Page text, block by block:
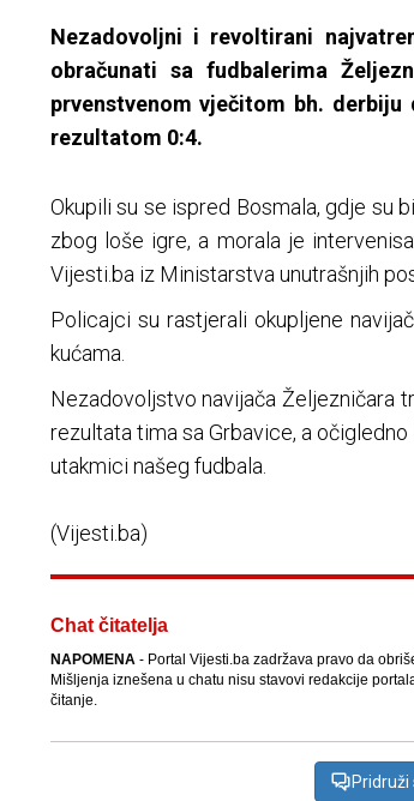
Nezadovoljni i revoltirani
obračunati sa fudbalerima
prvenstvenom vječitom bh.
rezultatom 0:4.
Okupili su se ispred Bosmala, gdje su
zbog loše igre, a morala je
Vijesti.ba iz Ministarstva unutrašnjih
Policajci su rastjerali okupljene
kućama.
Nezadovoljstvo navijača Željezničara
rezultata tima sa Grbavice, a
utakmici našeg fudbala.
(Vijesti.ba)
Chat čitatelja
NAPOMENA- Portal Vijesti.ba zadržava pravo da
Mišljenja iznešena u chatu nisu stavovi redakcije
čitanje.
Pridruži